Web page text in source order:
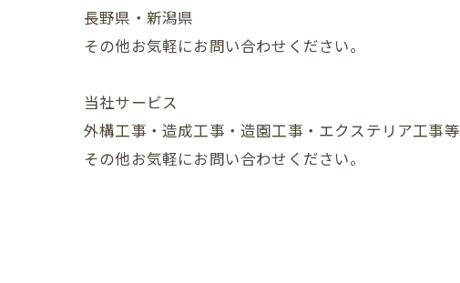
長野県・新潟県
その他お気軽にお問い合わせください。
当社サービス
外構工事・造成工事・造園工事・エクステリア工事等
その他お気軽にお問い合わせください。